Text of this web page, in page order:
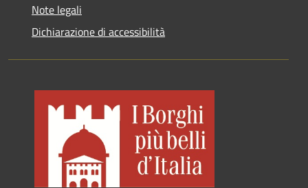
Note legali
Dichiarazione di accessibilità